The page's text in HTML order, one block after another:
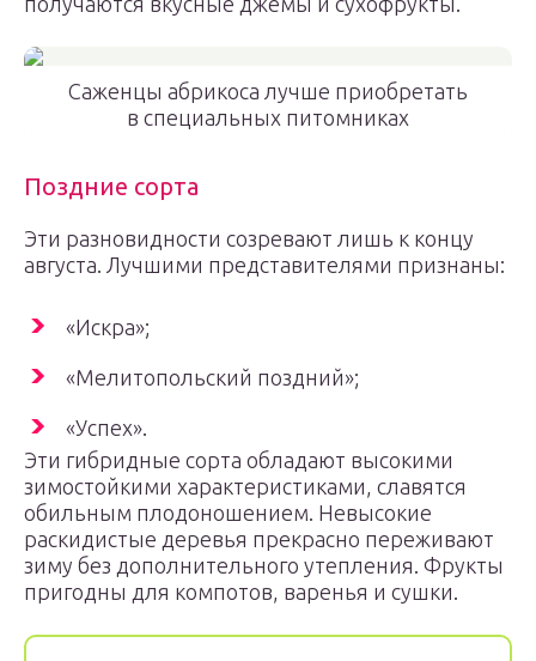
Саженцы абрикоса лучше приобретать
в специальных питомниках
Поздние сорта
Эти разновидности созревают лишь к концу
августа. Лучшими представителями признаны:
«Искра»;
«Мелитопольский поздний»;
«Успех».
Эти гибридные сорта обладают высокими
зимостойкими характеристиками, славятся
обильным плодоношением. Невысокие
раскидистые деревья прекрасно переживают
зиму без дополнительного утепления. Фрукты
пригодны для компотов, варенья и сушки.